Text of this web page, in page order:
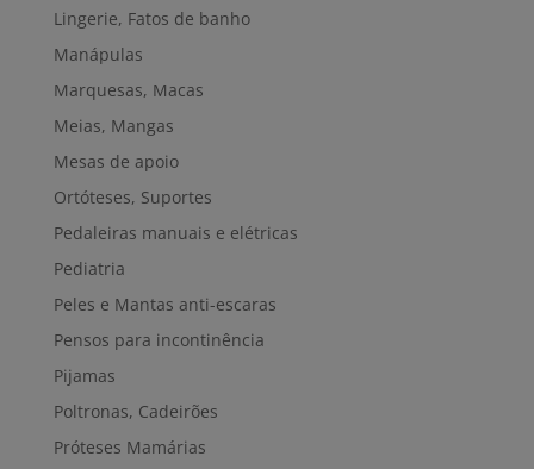
Lingerie, Fatos de banho
Manápulas
Marquesas, Macas
Meias, Mangas
Mesas de apoio
Ortóteses, Suportes
Pedaleiras manuais e elétricas
Pediatria
Peles e Mantas anti-escaras
Pensos para incontinência
Pijamas
Poltronas, Cadeirões
Próteses Mamárias